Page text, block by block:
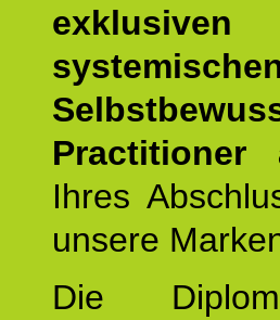
Practitioner
Ihres
unsere
Die